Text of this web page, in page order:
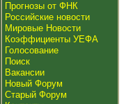
Прогнозы от ФНК
Российские новости
Мировые Новости
Коэффициенты УЕФА
Голосование
Поиск
Вакансии
Новый Форум
Старый Форум